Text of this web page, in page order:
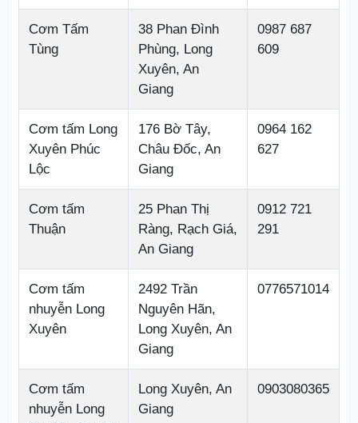
Cơm Tấm
Tùng
38 Phan Đình
Phùng, Long
Xuyên, An
Giang
0987 687
609
Cơm tấm Long
Xuyên Phúc
Lộc
176 Bờ Tây,
Châu Đốc, An
Giang
0964 162
627
Cơm tấm
Thuận
25 Phan Thị
Ràng, Rạch Giá,
An Giang
0912 721
291
Cơm tấm
nhuyễn Long
Xuyên
2492 Trần
Nguyên Hãn,
Long Xuyên, An
Giang
0776571014
Cơm tấm
nhuyễn Long
Long Xuyên, An
Giang
0903080365